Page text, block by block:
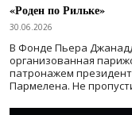
«Роден по Рильке»
30.06.2026
В Фонде Пьера
организованная
патронажем
Пармелена. Не